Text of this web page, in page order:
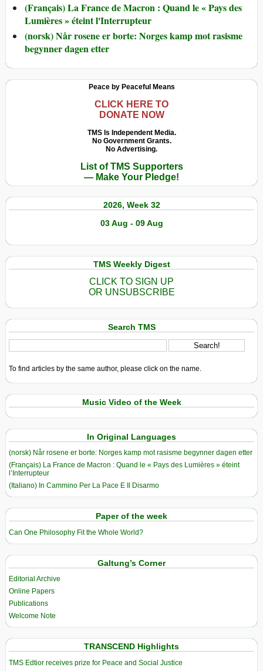
(Français) La France de Macron : Quand le « Pays des
Lumières » éteint l'Interrupteur
(norsk) Når rosene er borte: Norges kamp mot rasisme
begynner dagen etter
Peace by Peaceful Means
CLICK HERE TO
DONATE NOW
TMS Is Independent Media.
No Government Grants.
No Advertising.
List of TMS Supporters
— Make Your Pledge!
2026, Week 32
03 Aug - 09 Aug
TMS Weekly Digest
CLICK TO SIGN UP
OR UNSUBSCRIBE
Search TMS
To find articles by the same author, please click on the name.
Music Video of the Week
In Original Languages
(norsk) Når rosene er borte: Norges kamp mot rasisme begynner dagen etter
(Français) La France de Macron : Quand le « Pays des Lumières » éteint
l’Interrupteur
(Italiano) In Cammino Per La Pace E Il Disarmo
Paper of the week
Can One Philosophy Fit the Whole World?
Galtung’s Corner
Editorial Archive
Online Papers
Publications
Welcome Note
TRANSCEND Highlights
TMS Edtior receives prize for Peace and Social Justice